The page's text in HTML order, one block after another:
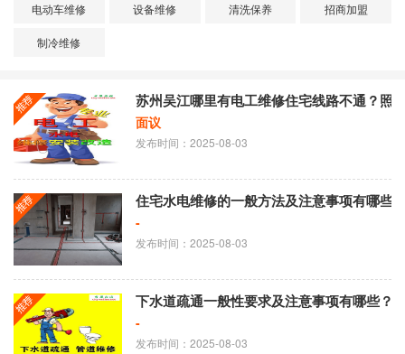
电动车维修 设备维修 清洗保养 招商加盟
制冷维修
苏州吴江哪里有电工维修住宅线路不通？照
面议
发布时间：2025-08-03
住宅水电维修的一般方法及注意事项有哪些
-
发布时间：2025-08-03
下水道疏通一般性要求及注意事项有哪些？
-
发布时间：2025-08-03